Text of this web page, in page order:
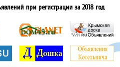
при регистрации за 2018 год